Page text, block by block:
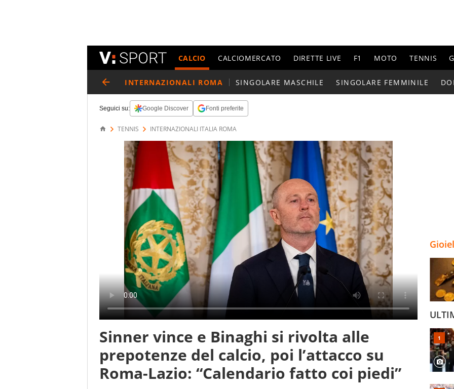
CALCIO CALCIOMERCATO DIRETTE LIVE F1 MOTO TENNIS
INTERNAZIONALI ROMA SINGOLARE MASCHILE SINGOLARE FEMMINILE
Seguici su: Google Discover Fonti preferite
TENNIS INTERNAZIONALI ITALIA ROMA
Sinner vince e Binaghi si rivolta alle
prepotenze del calcio, poi l’attacco su
Roma-Lazio: “Calendario fatto coi piedi”